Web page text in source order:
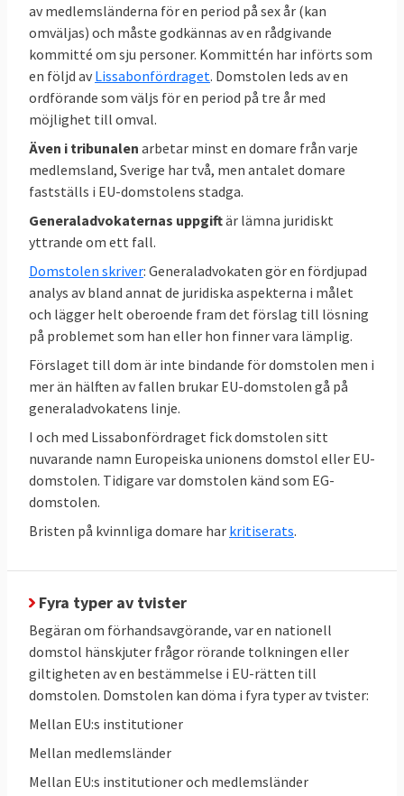
förhandlingarna startat
18 december 2007Sverige vann
Överklagan för att upphäva EU-
kommissionens beslut och Tribunalens dom
att inte lämna ut viss handling från Tyskland
i miljöfråga
11 juli 2007Sverige vann Om
ogiltigförklaring av kommissionens direktiv
om växtskyddsmedel med ämnet parakvat
7 oktober 2004Sverige förlorade Bland
annat om att kartavgifterna inte fick dras av
inom ramen för stödet för jordbruksgrödor
EU-kommissionen stämmer Sverige 33-5,
2 delvis, 1 ogilligtförklarad
9 november 2023Sverige förloradeEU-
kommissionen stämde Sverige för att inte i
tid infört ändringar i vapendirektiv (EU)
miljoner kronor för allvarlig underlåtenhet
att införa EU-regler. Domstolen skriver: att
denna medlemsstat ingår bland de av
unionens medlemsstater som är hårdast
drabbade av våld med skjutvapen, en
relevant omständighet vid den konkreta
bedömningen av hur allvarlig den aktuella
överträdelsen är.
av medlemsländerna för en period på sex år (kan
omväljas) och måste godkännas av en rådgivande
kommitté om sju personer. Kommittén har införts som
en följd av Lissabonfördraget. Domstolen leds av en
ordförande som väljs för en period på tre år med
möjlighet till omval.
Även i tribunalen arbetar minst en domare från varje
medlemsland, Sverige har två, men antalet domare
fastställs i EU-domstolens stadga.
Generaladvokaternas uppgiftär lämna juridiskt
yttrande om ett fall.
Domstolen skriver: Generaladvokaten gör en fördjupad
analys av bland annat de juridiska aspekterna i målet
och lägger helt oberoende fram det förslag till lösning
på problemet som han eller hon finner vara lämplig.
Förslaget till dom är inte bindande för domstolen men i
mer än hälften av fallen brukar EU-domstolen gå på
generaladvokatens linje.
I och med Lissabonfördraget fick domstolen sitt
nuvarande namn Europeiska unionens domstol eller EU-
domstolen. Tidigare var domstolen känd som EG-
domstolen.
Bristen på kvinnliga domare har kritiserats.
Fyra typer av tvister
Begäran om förhandsavgörande, var en nationell
domstol hänskjuter frågor rörande tolkningen eller
giltigheten av en bestämmelse i EU-rätten till
domstolen. Domstolen kan döma i fyra typer av tvister:
Mellan EU:s institutioner
Mellan medlemsländer
Mellan EU:s institutioner och medlemsländer